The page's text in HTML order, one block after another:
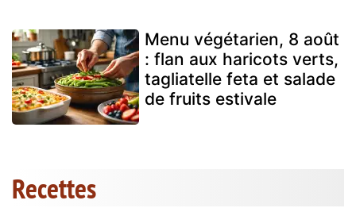
Menu végétarien, 8 août
: flan aux haricots verts,
tagliatelle feta et salade
de fruits estivale
Recettes